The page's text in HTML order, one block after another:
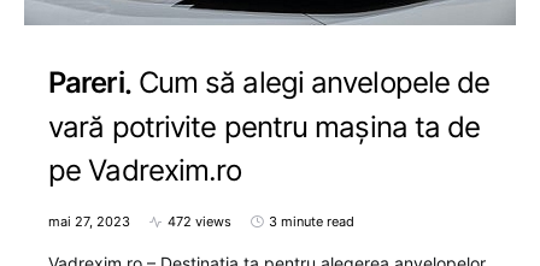
Pareri Cum să alegi anvelopele de
vară potrivite pentru mașina ta de
pe Vadrexim.ro
mai 27, 2023 472 views 3 minute read